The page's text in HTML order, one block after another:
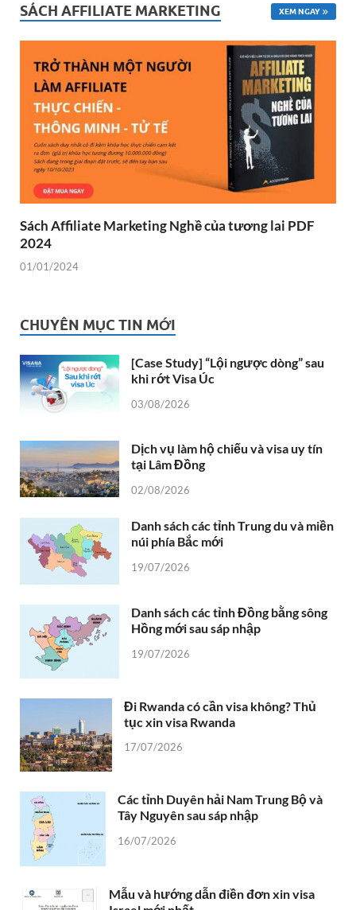
SÁCH AFFILIATE MARKETING XEM NGAY
Sách Affiliate Marketing Nghề của tương lai PDF
2024
01/01/2024
CHUYÊN MỤC TIN MỚI
[Case Study] “Lội ngược dòng” sau
khi rớt Visa Úc
03/08/2026
Dịch vụ làm hộ chiếu và visa uy tín
tại Lâm Đồng
02/08/2026
Danh sách các tỉnh Trung du và miền
núi phía Bắc mới
19/07/2026
Danh sách các tỉnh Đồng bằng sông
Hồng mới sau sáp nhập
19/07/2026
Đi Rwanda có cần visa không? Thủ
tục xin visa Rwanda
17/07/2026
Các tỉnh Duyên hải Nam Trung Bộ và
Tây Nguyên sau sáp nhập
16/07/2026
Mẫu và hướng dẫn điền đơn xin visa